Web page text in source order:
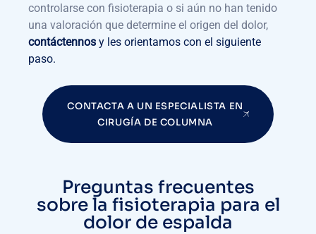
controlarse con fisioterapia o si aún no han tenido
una valoración que determine el origen del dolor,
contáctennos y les orientamos con el siguiente
paso.
CONTACTA A UN ESPECIALISTA EN
CIRUGÍA DE COLUMNA
Preguntas frecuentes
sobre la fisioterapia para el
dolor de espalda